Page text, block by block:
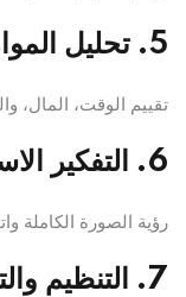
5. تحليل الموارد
تقييم الوقت، المال،
6. التفكير الاستراتيجي
رؤية الصورة الكاملة
7. التنظيم والتنسيق